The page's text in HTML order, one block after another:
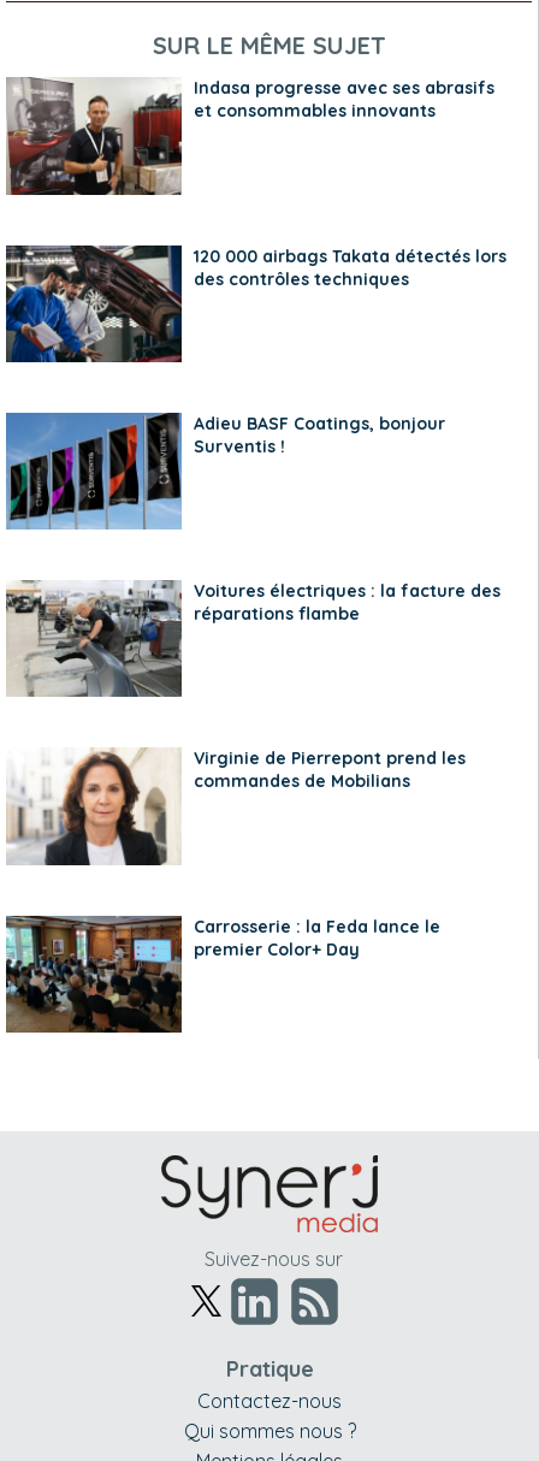
SUR LE MÊME SUJET
Indasa progresse avec ses abrasifs
et consommables innovants
120 000 airbags Takata détectés lors
des contrôles techniques
Adieu BASF Coatings, bonjour
Surventis !
Voitures électriques : la facture des
réparations flambe
Virginie de Pierrepont prend les
commandes de Mobilians
Carrosserie : la Feda lance le
premier Color+ Day
Suivez-nous sur
Pratique
Contactez-nous
Qui sommes nous ?